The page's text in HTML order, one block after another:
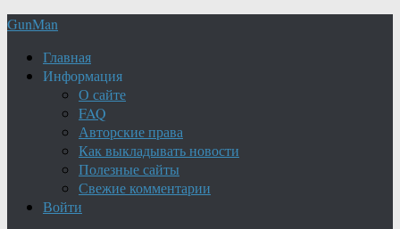
GunMan
Главная
Информация
О сайте
FAQ
Авторские права
Как выкладывать новости
Полезные сайты
Свежие комментарии
Войти